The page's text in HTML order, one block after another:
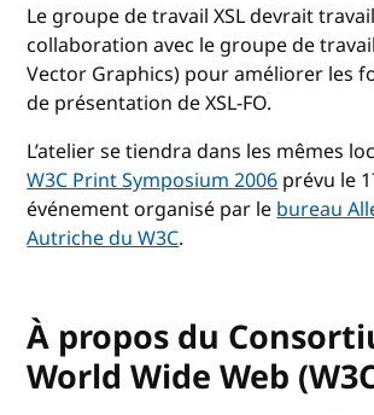
Le groupe de travail XSL devrait
collaboration avec le groupe de
Vector Graphics) pour améliorer les
de présentation de XSL-FO.
L’atelier se tiendra dans les mêmes
W3C Print Symposium 2006prévu le
événement organisé par lebureau
Autriche du W3C.
À propos du
World Wide Web